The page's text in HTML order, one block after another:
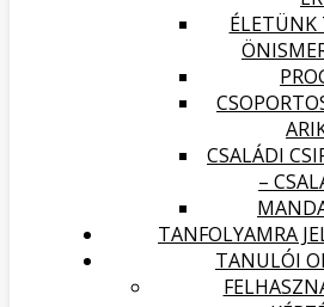
ÉLETÜNK
CSALÁDI
–
TANFOLYAMRA
TANULÓI